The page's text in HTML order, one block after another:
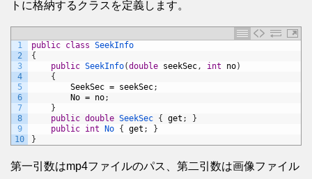
トに格納するクラスを定義します。
1
2
3
4
5
6
7
8
9
10
public class SeekInfo
{
public SeekInfo(double seekSec, int no)
{
SeekSec = seekSec;
No = no;
}
public double SeekSec { get ;
}
public int No { get ;
}
}
第一引数はmp4ファイルのパス、第二引数は画像ファイル